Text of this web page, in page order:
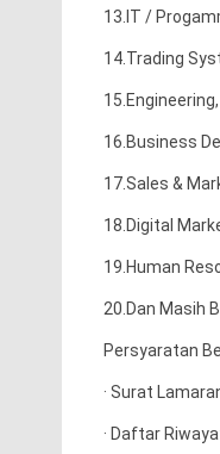
13.IT /
14.Trading
16.Business
17.Sales &
18.Digital
19.Human
20.Dan Masih
Persyaratan
· Surat
· Daftar